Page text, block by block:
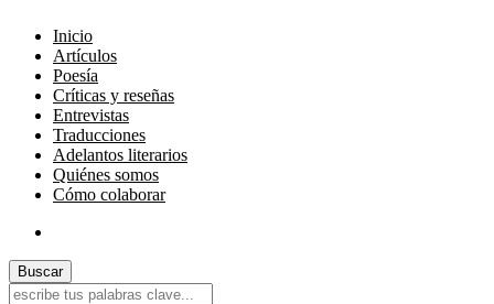
Inicio
Artículos
Poesía
Críticas y reseñas
Entrevistas
Traducciones
Adelantos literarios
Quiénes somos
Cómo colaborar